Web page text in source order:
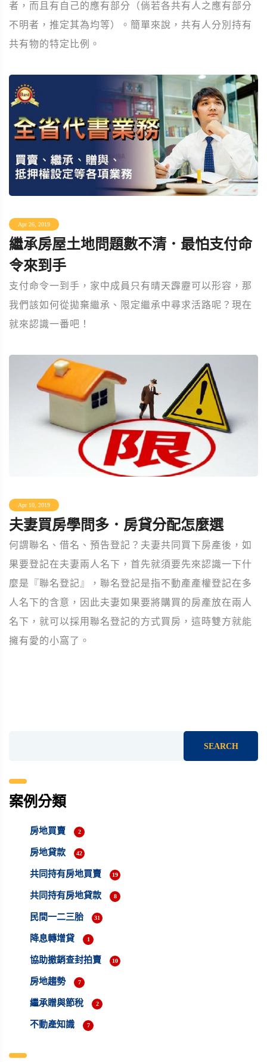
者，而且有自己的應有部分（倘若各共有人之應有部分
不明者，推定其為均等）。簡單來說，共有人分別持有
共有物的特定比例。
Apr 26, 2019
繼承房屋土地問題數不清．最怕支付命
令來到手
支付命令一到手，家中成員只有晴天霹靂可以形容，那
我們該如何從拋棄繼承、限定繼承中尋求活路呢？現在
就來認識一番吧！
Apr 10, 2019
夫妻買房學問多．房貸分配怎麼選
何謂聯名、借名、預告登記？夫妻共同買下房產後，如
果要登記在夫妻兩人名下，首先就須要先來認識一下什
麼是『聯名登記』，聯名登記是指不動產產權登記在多
人名下的含意，因此夫妻如果要將購買的房產放在兩人
名下，就可以採用聯名登記的方式買房，這時雙方就能
擁有愛的小窩了。
SEARCH
案例分類
房地買賣 2
房地貸款 42
共同持有房地買賣 19
共同持有房地貸款 8
民間一二三胎 31
降息轉增貸 1
協助撤銷查封拍賣 10
房地趨勢 7
繼承贈與節稅 2
不動產知識 7